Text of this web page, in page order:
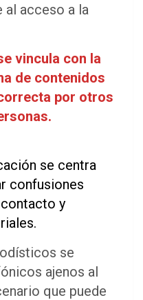
al acceso a la
vincula con la
de contenidos
por otros
se centra
confusiones
y
se
ajenos al
que puede